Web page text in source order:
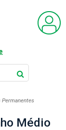
Permanentes
Médio